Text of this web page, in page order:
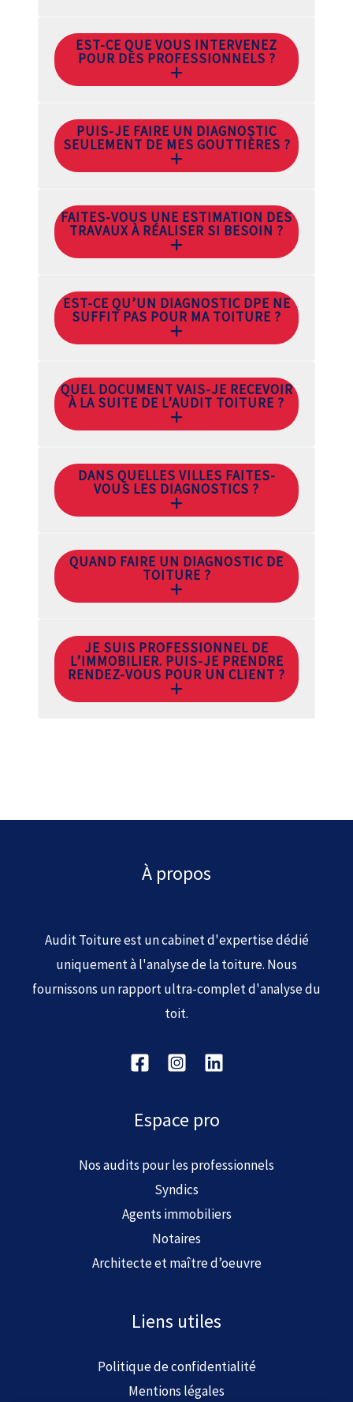
EST-CE QUE VOUS INTERVENEZ
POUR DES PROFESSIONNELS ?
PUIS-JE FAIRE UN DIAGNOSTIC
SEULEMENT DE MES GOUTTIÈRES ?
FAITES-VOUS UNE ESTIMATION DES
TRAVAUX À RÉALISER SI BESOIN ?
EST-CE QU’UN DIAGNOSTIC DPE NE
SUFFIT PAS POUR MA TOITURE ?
QUEL DOCUMENT VAIS-JE RECEVOIR
À LA SUITE DE L’AUDIT TOITURE ?
DANS QUELLES VILLES FAITES-
VOUS LES DIAGNOSTICS ?
QUAND FAIRE UN DIAGNOSTIC DE
TOITURE ?
JE SUIS PROFESSIONNEL DE
L’IMMOBILIER. PUIS-JE PRENDRE
RENDEZ-VOUS POUR UN CLIENT ?
À propos
Audit Toiture est un cabinet d'expertise dédié
uniquement à l'analyse de la toiture. Nous
fournissons un rapport ultra-complet d'analyse du
toit.
Espace pro
Nos audits pour les professionnels
Syndics
Agents immobiliers
Notaires
Architecte et maître d’oeuvre
Liens utiles
Politique de confidentialité
Mentions légales